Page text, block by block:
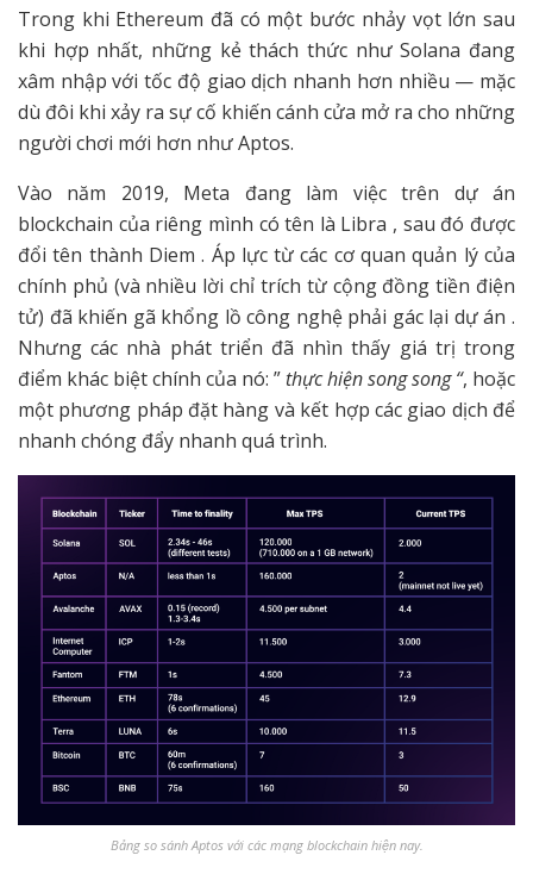
Trong khi Ethereum đã có một bước nhảy vọt lớn sau
khi hợp nhất, những kẻ thách thức như Solana đang
xâm nhập với tốc độ giao dịch nhanh hơn nhiều — mặc
dù đôi khi xảy ra sự cố khiến cánh cửa mở ra cho những
người chơi mới hơn như Aptos.
Vào năm 2019, Meta đang làm việc trên dự án
blockchain của riêng mình có tên là Libra , sau đó được
đổi tên thành Diem . Áp lực từ các cơ quan quản lý của
chính phủ (và nhiều lời chỉ trích từ cộng đồng tiền điện
tử) đã khiến gã khổng lồ công nghệ phải gác lại dự án .
Nhưng các nhà phát triển đã nhìn thấy giá trị trong
điểm khác biệt chính của nó: ” thực hiện song song “, hoặc
một phương pháp đặt hàng và kết hợp các giao dịch để
nhanh chóng đẩy nhanh quá trình.
Bảng so sánh Aptos với các mạng blockchain hiện nay.